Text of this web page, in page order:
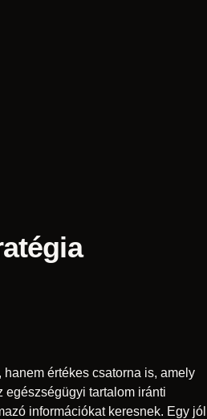
értékes csatorna is, amely
egészségügyi tartalom iránti
információkat keresnek. Egy jól